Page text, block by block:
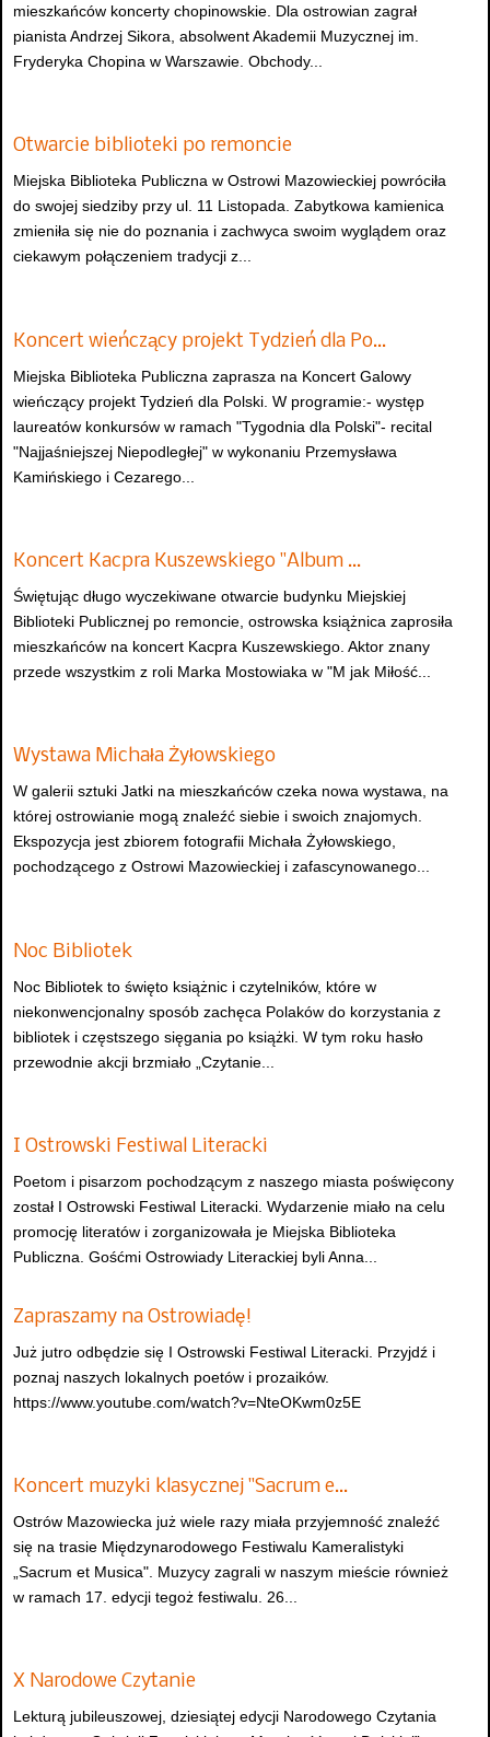
mieszkańców koncerty chopinowskie. Dla ostrowian zagrał
pianista Andrzej Sikora, absolwent Akademii Muzycznej im.
Fryderyka Chopina w Warszawie. Obchody...
Otwarcie biblioteki po remoncie
Miejska Biblioteka Publiczna w Ostrowi Mazowieckiej powróciła
do swojej siedziby przy ul. 11 Listopada. Zabytkowa kamienica
zmieniła się nie do poznania i zachwyca swoim wyglądem oraz
ciekawym połączeniem tradycji z...
Koncert wieńczący projekt Tydzień dla Po…
Miejska Biblioteka Publiczna zaprasza na Koncert Galowy
wieńczący projekt Tydzień dla Polski. W programie:- występ
laureatów konkursów w ramach "Tygodnia dla Polski"- recital
"Najjaśniejszej Niepodległej" w wykonaniu Przemysława
Kamińskiego i Cezarego...
Koncert Kacpra Kuszewskiego "Album …
Świętując długo wyczekiwane otwarcie budynku Miejskiej
Biblioteki Publicznej po remoncie, ostrowska książnica zaprosiła
mieszkańców na koncert Kacpra Kuszewskiego. Aktor znany
przede wszystkim z roli Marka Mostowiaka w "M jak Miłość...
Wystawa Michała Żyłowskiego
W galerii sztuki Jatki na mieszkańców czeka nowa wystawa, na
której ostrowianie mogą znaleźć siebie i swoich znajomych.
Ekspozycja jest zbiorem fotografii Michała Żyłowskiego,
pochodzącego z Ostrowi Mazowieckiej i zafascynowanego...
Noc Bibliotek
Noc Bibliotek to święto książnic i czytelników, które w
niekonwencjonalny sposób zachęca Polaków do korzystania z
bibliotek i częstszego sięgania po książki. W tym roku hasło
przewodnie akcji brzmiało „Czytanie...
I Ostrowski Festiwal Literacki
Poetom i pisarzom pochodzącym z naszego miasta poświęcony
został I Ostrowski Festiwal Literacki. Wydarzenie miało na celu
promocję literatów i zorganizowała je Miejska Biblioteka
Publiczna. Gośćmi Ostrowiady Literackiej byli Anna...
Zapraszamy na Ostrowiadę!
Już jutro odbędzie się I Ostrowski Festiwal Literacki. Przyjdź i
poznaj naszych lokalnych poetów i prozaików.
https://www.youtube.com/watch?v=NteOKwm0z5E
Koncert muzyki klasycznej "Sacrum e…
Ostrów Mazowiecka już wiele razy miała przyjemność znaleźć
się na trasie Międzynarodowego Festiwalu Kameralistyki
„Sacrum et Musica". Muzycy zagrali w naszym mieście również
w ramach 17. edycji tegoż festiwalu. 26...
X Narodowe Czytanie
Lekturą jubileuszowej, dziesiątej edycji Narodowego Czytania